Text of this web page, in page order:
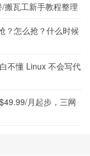
搬瓦工新手教程整理
？怎么抢？什么时候
不懂 Linux 不会写代
月起步，三网